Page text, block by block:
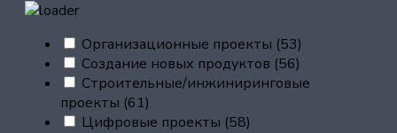
Организационные проекты (53)
Создание новых продуктов (56)
Строительные/инжиниринговые
проекты (61)
Цифровые проекты (58)